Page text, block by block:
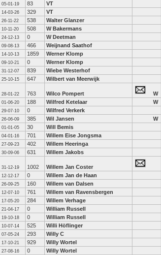
05-01-19 83 VT
14-03-26 329 VT
26-11-22 538 Walter Glanzer
10-11-20 508 W Bakermans
24-12-13 0 W Deetman
09-08-13 466 Weijnand Saathof
14-10-13 1859 Werner Klomp
09-10-21 0 Werner Klomp
31-12-07 839 Wiebe Westerhof
25-10-15 647 Wilbert van Meerwijk
28-01-22 763 Wilco Pompert W
01-06-20 188 Wilfred Ketelaar W
29-07-10 0 Wilfred Verkerk
26-06-09 385 Wil Jansen W
01-01-05 30 Will Bemis
04-01-16 701 Willem Eise Jongsma
27-09-23 402 Willem Heeringa
30-09-06 631 Willem Jakobs
31-12-19 1002 Willem Jan Coster
12-12-17 0 Willem Jan de Haan
26-09-25 160 Willem van Dalsen
12-07-10 761 Willem van Ravensbergen
17-05-20 284 Willem Verhage
21-04-17 0 William Russell
19-10-18 0 William Russell
10-07-14 525 Willi Höflinger
07-05-24 293 Willy C
17-10-21 929 Willy Wortel
27-08-16 0 Willy Wortel